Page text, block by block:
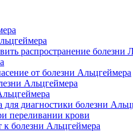
распространение болезни
от болезни Альцгеймера
Альцгеймера
диагностики болезни
переливании крови
к болезни Альцгеймера